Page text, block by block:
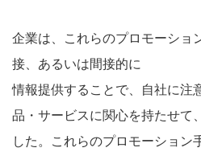
企業は、これらのプロモーショ
接、あるいは間接的に
情報提供することで、自社に注
品・サービスに関心を持たせて
した。これらのプロモーション